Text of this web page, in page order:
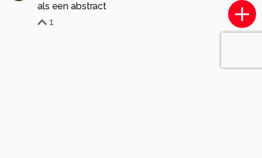
als een abstract
1